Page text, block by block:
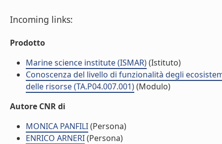
Incoming links:
Prodotto
Marine science institute (ISMAR)(Istituto)
Conoscenza del livello di funzionalità degli
delle risorse (TA.P04.007.001)(Modulo)
Autore CNR di
MONICA PANFILI(Persona)
ENRICO ARNERI(Persona)